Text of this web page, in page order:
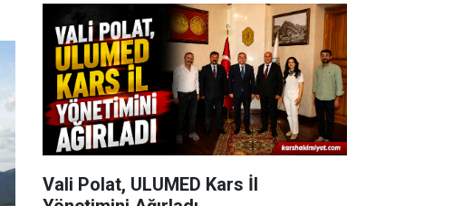
Vali Polat, ULUMED Kars İl